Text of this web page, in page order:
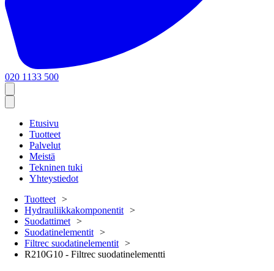
020 1133 500
Etusivu
Tuotteet
Palvelut
Meistä
Tekninen tuki
Yhteystiedot
Tuotteet
Hydrauliikkakomponentit
Suodattimet
Suodatinelementit
Filtrec suodatinelementit
R210G10 - Filtrec suodatinelementti